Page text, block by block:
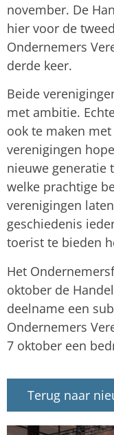
november. De
hier voor de
Ondernemers
derde keer.
Beide
met ambitie.
ook te maken
verenigingen
nieuwe generatie
welke prachtige
verenigingen
geschiedenis
toerist te bieden
Het
oktober de
deelname een
Ondernemers
7 oktober een
Terug naar